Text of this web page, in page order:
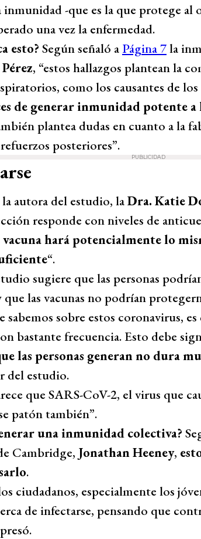
inmunidad -que es la que protege
una vez la enfermedad.
esto? Según señaló a Página 7la
, “estos hallazgos plantean la
como los causantes de
de generar inmunidad potente
plantea dudas en cuanto a la
posteriores”.
PUBLICIDAD
autora del estudio, laDra. Katie
responde con niveles de
vacuna hará potencialmente lo
“.
sugiere que las personas
que las vacunas no podrían
sabemos sobre estos coronavirus,
bastante frecuencia. Esto debe
las personas generan no dura
del estudio.
que SARS-CoV-2, el virus que
patón también”.
una inmunidad colectiva?
Cambridge, Jonathan Heeney,
.
ciudadanos, especialmente los
de infectarse, pensando que